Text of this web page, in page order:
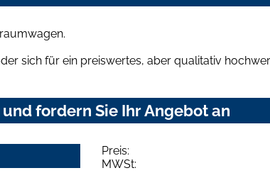
sich für ein preiswertes, aber qualitativ
fordern Sie Ihr Angebot an
Preis:
MWSt: